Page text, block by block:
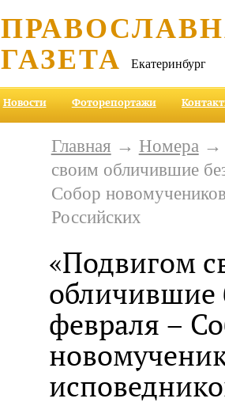
ГАЗЕТА Екатеринбург
Новости Фоторепортажи
Главная → Номера
своим обличившие
Собор
Российских
«Подвигом
обличившие
февраля –